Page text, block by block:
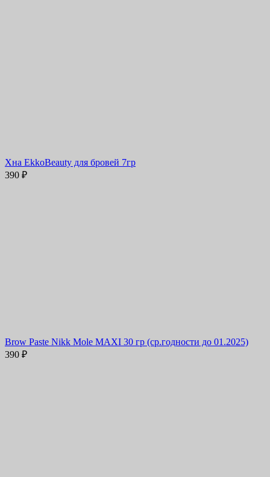
Хна EkkoBeauty для бровей 7гр
390 ₽
Brow Paste Nikk Mole MAXI 30 гр (ср.годности до 01.2025)
390 ₽